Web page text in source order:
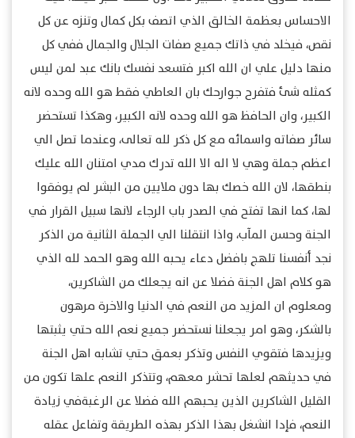
الاحساس بعظمة الخالق الذي اتصف بكل كمال وتنزه عن كل
نقص، فيخلد في ذاتك جميع صفات الجلال والجمال ففي كل
منها دليل علي ان الله اكبر فتسعد نفسك بانك عبد لمن ليس
كمثله شئ فتفرح جوارحك بان العاطي فقط هو الله وحده لانه
الكبير، وان الحافظ هو الله وحده لانه الكبير، وهكذا تستحضر
سائر صفاته واسمائه مع كل ذكر لله تعالى، وعندما تصل الي
اعظم جملة وهي لا اله الا الله تدرك مدي امتنان الله عليك
بنطقها، لان الله خصك بها دون ملايين من البشر لم يوفقوا
لها، كما انها تفتح في الصدر باب الرجاء لانها سبيل القرار في
الجنة وحسن المآب، واذا انتقلنا الي الجملة الثانية من الذكر
نجد أنفسنا تلهج بافضل دعاء يحبه الله وهو الحمد لله الذي
هو كلام اهل الجنة فضلا عن انه يجعلك من الشاكرين،
ومعلوم ان المزيد من النعم في الدنيا والاخرة مرهون
بالشكر، وهو امر يجعلنا نستحضر جميع نعم الله حتي يثبتها
ويزيدها فتقوي النفس وتذكر بعمق حتي تشابه اهل الجنة
في حديثهم لعلها تحشر معهم، وتتذكر النعم علها تكون من
القليل الشاكرين الذين يحبهم الله فضلا عن الرغبةفي زيادة
النعم، فإدا انشغل بهذا الذكر بهذه الطريقة وتفاعل عقله